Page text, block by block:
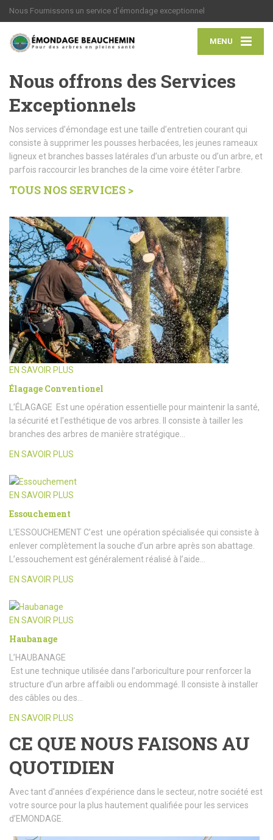
Nous Fournissons un service d’émondage exceptionnel
MENU
Nous offrons des Services
Exceptionnels
Nos services d’émondage est une taille d’entretien courant qui
consiste à supprimer les pousses herbacées, les jeunes rameaux
ligneux et branches basses latérales d’un arbuste ou d’un arbre, et
parfois raccourcir les branches de la cime voire étêter l’arbre.
TOUS NOS SERVICES >
EN SAVOIR PLUS
Élagage Conventionel
L’ÉLAGAGE Est une opération essentielle pour maintenir la santé,
la sécurité et l’esthétique de vos arbres. Il consiste à tailler les
branches des arbres de manière stratégique…
EN SAVOIR PLUS
EN SAVOIR PLUS
Essouchement
L’ESSOUCHEMENT C’est une opération spécialisée qui consiste à
enlever complètement la souche d’un arbre après son abattage.
L’essouchement est généralement réalisé à l’aide…
EN SAVOIR PLUS
EN SAVOIR PLUS
Haubanage
L’HAUBANAGE
Est une technique utilisée dans l’arboriculture pour renforcer la
structure d’un arbre affaibli ou endommagé. Il consiste à installer
des câbles ou des…
EN SAVOIR PLUS
CE QUE NOUS FAISONS AU
QUOTIDIEN
Avec tant d’années d’expérience dans le secteur, notre société est
votre source pour la plus hautement qualifiée pour les services
d’EMONDAGE.